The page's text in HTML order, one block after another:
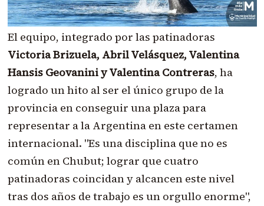
El equipo, integrado por las patinadoras
Victoria Brizuela, Abril Velásquez, Valentina
Hansis Geovanini y Valentina Contreras, ha
logrado un hito al ser el único grupo de la
provincia en conseguir una plaza para
representar a la Argentina en este certamen
internacional. "Es una disciplina que no es
común en Chubut; lograr que cuatro
patinadoras coincidan y alcancen este nivel
tras dos años de trabajo es un orgullo enorme",